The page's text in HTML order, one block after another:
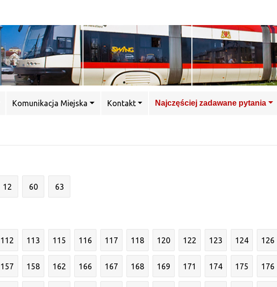
Komunikacja Miejska Kontakt Najczęściej zadawane pytania
12 60 63
112 113 115 116 117 118 120 122 123 124 126
157 158 162 166 167 168 169 171 174 175 176